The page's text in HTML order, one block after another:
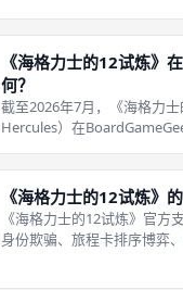
扯，是线下成都桌游区分度
《海格力士的12试炼》
何？
截至2026年7月，《海格力
Hercules）在
评分集中分布在5至7分区间
《海格力士的12试炼》
《海格力士的12试炼》官方
身份欺骗、旅程卡排序博弈